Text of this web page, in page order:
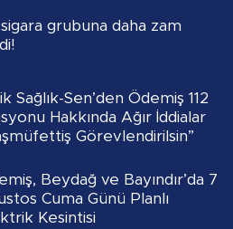
sigara grubuna daha zam
Sağlık-Sen’den Ödemiş 112
Hakkında Ağır İddialar
Görevlendirilsin”
Beydağ ve Bayındır’da 7
Cuma Günü Planlı
Kesintisi